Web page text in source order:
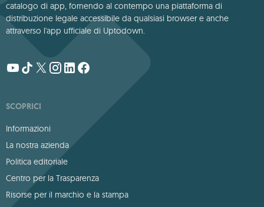
catalogo di app, fornendo al contempo una piattaforma di
distribuzione legale accessibile da qualsiasi browser e anche
attraverso l'app ufficiale di Uptodown.
SCOPRICI
Informazioni
La nostra azienda
Politica editoriale
Centro per la Trasparenza
Risorse per il marchio e la stampa